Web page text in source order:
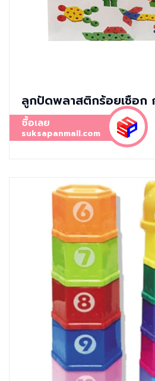
ลูกปัดพลาสติกร้อยเชือก
ซื้อเลย
suksapanmall.com